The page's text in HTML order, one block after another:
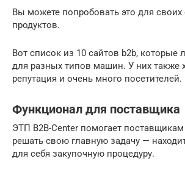
Вы можете попробовать это для
продуктов.
Вот список из 10 сайтов b2b, которые
для разных типов машин. У них также
репутация и очень много посетителей.
Функционал для поставщика
ЭТП В2В-Сenter помогает
решать свою главную задачу —
для себя закупочную процедуру.